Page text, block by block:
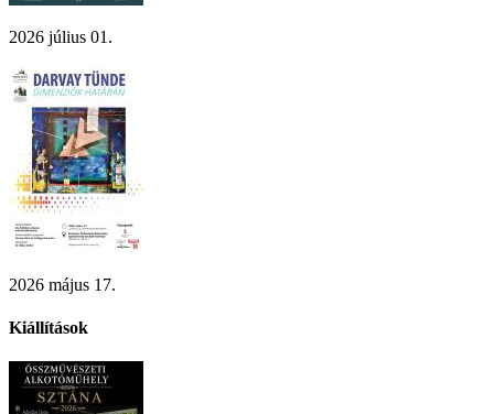
2026 július 01.
2026 május 17.
Kiállítások